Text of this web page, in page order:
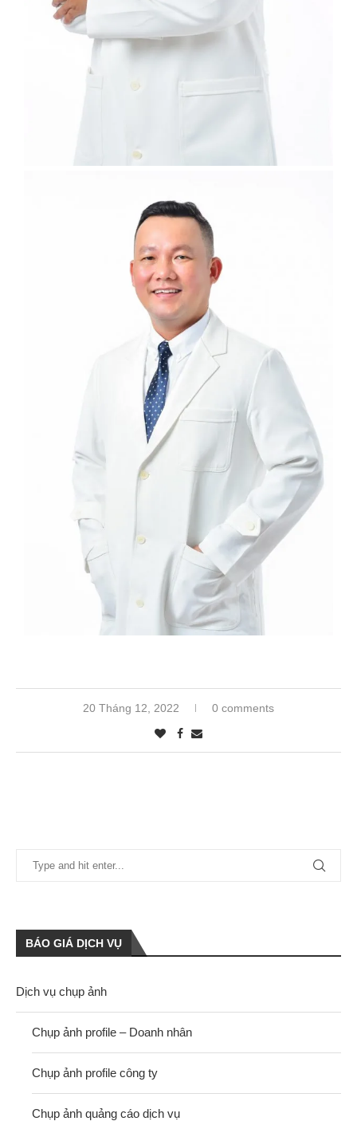
20 Tháng 12, 2022 0 comments
BÁO GIÁ DỊCH VỤ
Dịch vụ chụp ảnh
Chụp ảnh profile – Doanh nhân
Chụp ảnh profile công ty
Chụp ảnh quảng cáo dịch vụ